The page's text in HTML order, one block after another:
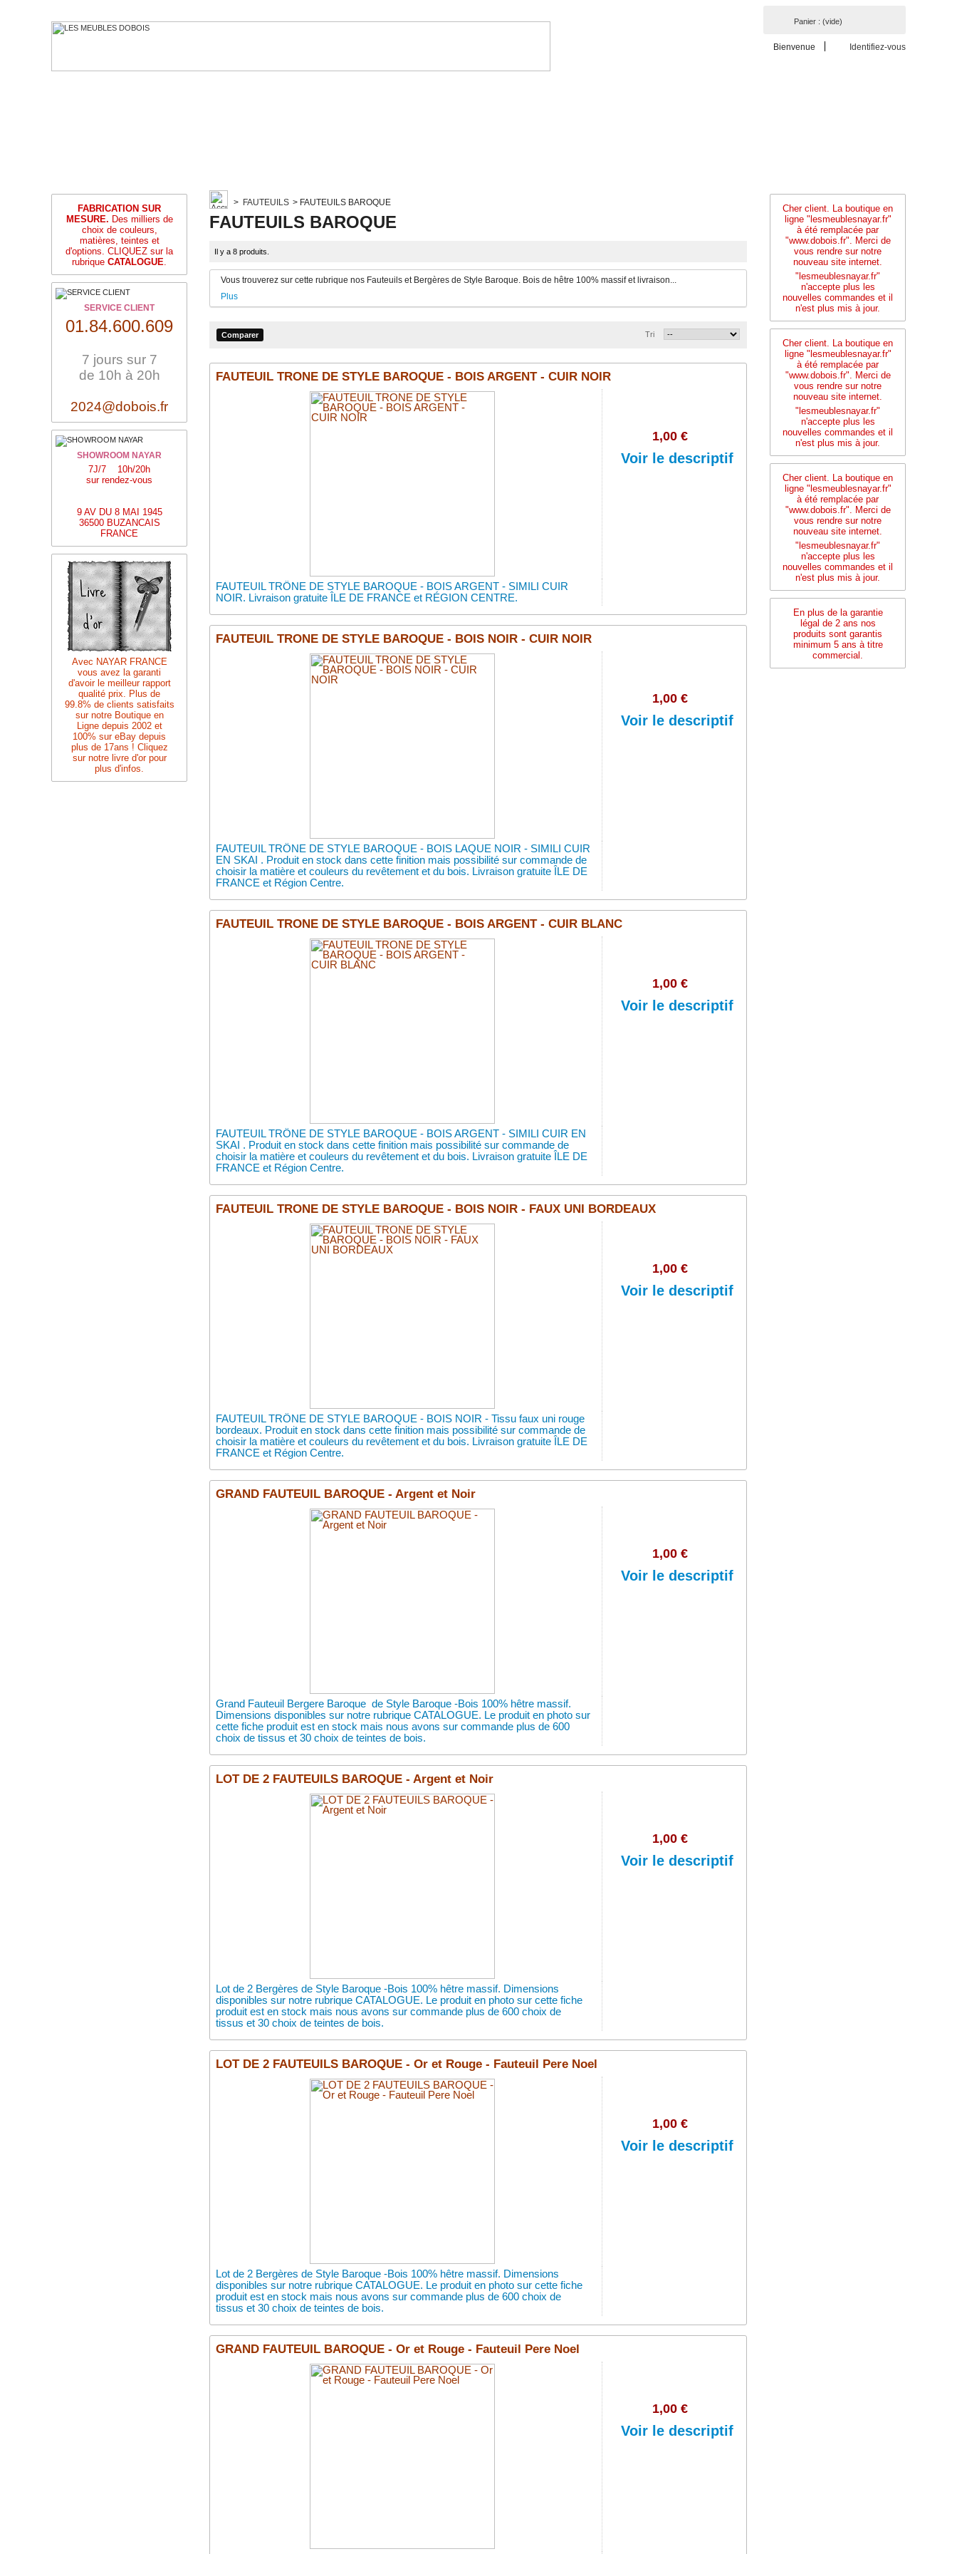
Panier : (vide)
Bienvenue Identifiez-vous
FABRICATION SUR
MESURE. Des milliers de
choix de couleurs,
matières, teintes et
d'options. CLIQUEZ sur la
rubrique CATALOGUE.
SERVICE CLIENT
01.84.600.609
7 jours sur 7
de 10h à 20h
2024@dobois.fr
SHOWROOM NAYAR
7J/7 10h/20h
sur rendez-vous
9 AV DU 8 MAI 1945
36500 BUZANCAIS
FRANCE
Avec NAYAR FRANCE
vous avez la garanti
d'avoir le meilleur rapport
qualité prix. Plus de
99.8% de clients satisfaits
sur notre Boutique en
Ligne depuis 2002 et
100% sur eBay depuis
plus de 17ans ! Cliquez
sur notre livre d'or pour
plus d'infos.
> FAUTEUILS > FAUTEUILS BAROQUE
FAUTEUILS BAROQUE
Il y a 8 produits.
Vous trouverez sur cette rubrique nos Fauteuils et Bergères de Style Baroque. Bois de hêtre 100% massif et livraison...
Plus
Tri
FAUTEUIL TRONE DE STYLE BAROQUE - BOIS ARGENT - CUIR NOIR
1,00 €
Voir le descriptif
FAUTEUIL TRÔNE DE STYLE BAROQUE - BOIS ARGENT - SIMILI CUIR
NOIR. Livraison gratuite ÎLE DE FRANCE et RÉGION CENTRE.
FAUTEUIL TRONE DE STYLE BAROQUE - BOIS NOIR - CUIR NOIR
1,00 €
Voir le descriptif
FAUTEUIL TRÔNE DE STYLE BAROQUE - BOIS LAQUE NOIR - SIMILI CUIR
EN SKAI . Produit en stock dans cette finition mais possibilité sur commande de
choisir la matière et couleurs du revêtement et du bois. Livraison gratuite ÎLE DE
FRANCE et Région Centre.
FAUTEUIL TRONE DE STYLE BAROQUE - BOIS ARGENT - CUIR BLANC
1,00 €
Voir le descriptif
FAUTEUIL TRÔNE DE STYLE BAROQUE - BOIS ARGENT - SIMILI CUIR EN
SKAI . Produit en stock dans cette finition mais possibilité sur commande de
choisir la matière et couleurs du revêtement et du bois. Livraison gratuite ÎLE DE
FRANCE et Région Centre.
FAUTEUIL TRONE DE STYLE BAROQUE - BOIS NOIR - FAUX UNI BORDEAUX
1,00 €
Voir le descriptif
FAUTEUIL TRÔNE DE STYLE BAROQUE - BOIS NOIR - Tissu faux uni rouge
bordeaux. Produit en stock dans cette finition mais possibilité sur commande de
choisir la matière et couleurs du revêtement et du bois. Livraison gratuite ÎLE DE
FRANCE et Région Centre.
GRAND FAUTEUIL BAROQUE - Argent et Noir
1,00 €
Voir le descriptif
Grand Fauteuil Bergere Baroque de Style Baroque -Bois 100% hêtre massif.
Dimensions disponibles sur notre rubrique CATALOGUE. Le produit en photo sur
cette fiche produit est en stock mais nous avons sur commande plus de 600
choix de tissus et 30 choix de teintes de bois.
LOT DE 2 FAUTEUILS BAROQUE - Argent et Noir
1,00 €
Voir le descriptif
Lot de 2 Bergères de Style Baroque -Bois 100% hêtre massif. Dimensions
disponibles sur notre rubrique CATALOGUE. Le produit en photo sur cette fiche
produit est en stock mais nous avons sur commande plus de 600 choix de
tissus et 30 choix de teintes de bois.
LOT DE 2 FAUTEUILS BAROQUE - Or et Rouge - Fauteuil Pere Noel
1,00 €
Voir le descriptif
Lot de 2 Bergères de Style Baroque -Bois 100% hêtre massif. Dimensions
disponibles sur notre rubrique CATALOGUE. Le produit en photo sur cette fiche
produit est en stock mais nous avons sur commande plus de 600 choix de
tissus et 30 choix de teintes de bois.
GRAND FAUTEUIL BAROQUE - Or et Rouge - Fauteuil Pere Noel
1,00 €
Voir le descriptif
Cher client. La boutique en
ligne "lesmeublesnayar.fr"
à été remplacée par
"www.dobois.fr". Merci de
vous rendre sur notre
nouveau site internet.
"lesmeublesnayar.fr"
n'accepte plus les
nouvelles commandes et il
n'est plus mis à jour.
Cher client. La boutique en
ligne "lesmeublesnayar.fr"
à été remplacée par
"www.dobois.fr". Merci de
vous rendre sur notre
nouveau site internet.
"lesmeublesnayar.fr"
n'accepte plus les
nouvelles commandes et il
n'est plus mis à jour.
Cher client. La boutique en
ligne "lesmeublesnayar.fr"
à été remplacée par
"www.dobois.fr". Merci de
vous rendre sur notre
nouveau site internet.
"lesmeublesnayar.fr"
n'accepte plus les
nouvelles commandes et il
n'est plus mis à jour.
En plus de la garantie
légal de 2 ans nos
produits sont garantis
minimum 5 ans à titre
commercial.